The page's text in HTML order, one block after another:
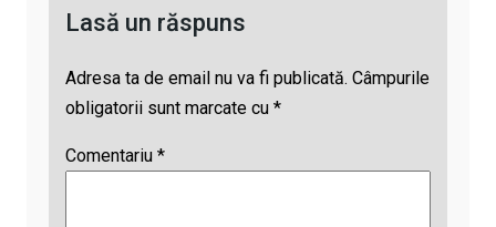
Lasă un răspuns
Adresa ta de email nu va fi publicată. Câmpurile
obligatorii sunt marcate cu *
Comentariu *